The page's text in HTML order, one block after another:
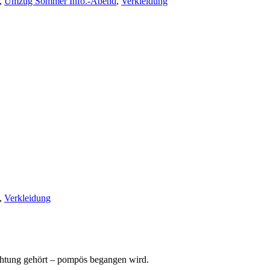
, Verkleidung
gehört – pompös begangen wird.